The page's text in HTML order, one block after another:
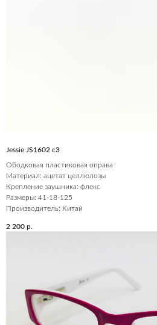
Jessie JS1602 c3
Ободковая пластиковая оправа
Материал: ацетат целлюлозы
Крепление заушника: флекс
Размеры: 41-18-125
Производитель: Китай
2 200 р.